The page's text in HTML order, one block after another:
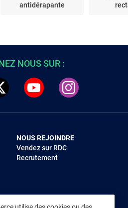
antidérapante
NOUS SUR :
NOUS REJOINDRE
Vendez sur RDC
Recrutement